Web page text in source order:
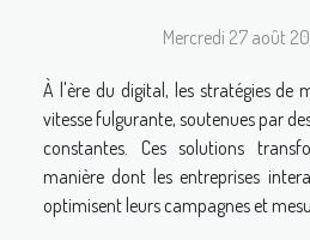
Mercredi 27 août
À l'ère du digital, les stratégies de
vitesse fulgurante, soutenues par
constantes. Ces solutions
manière dont les entreprises
optimisent leurs campagnes et